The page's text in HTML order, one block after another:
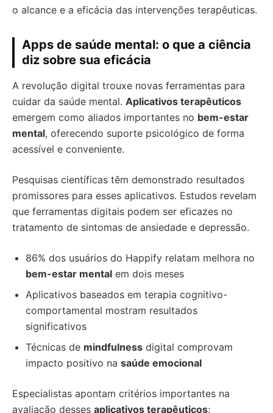
o alcance e a eficácia das intervenções terapêuticas.
Apps de saúde mental: o que a ciência
diz sobre sua eficácia
A revolução digital trouxe novas ferramentas para
cuidar da saúde mental. Aplicativos terapêuticos
emergem como aliados importantes no bem-estar
mental, oferecendo suporte psicológico de forma
acessível e conveniente.
Pesquisas científicas têm demonstrado resultados
promissores para esses aplicativos. Estudos revelam
que ferramentas digitais podem ser eficazes no
tratamento de sintomas de ansiedade e depressão.
86% dos usuários do Happify relatam melhora no
bem-estar mental em dois meses
Aplicativos baseados em terapia cognitivo-
comportamental mostram resultados
significativos
Técnicas de mindfulness digital comprovam
impacto positivo na saúde emocional
Especialistas apontam critérios importantes na
avaliação desses aplicativos terapêuticos: